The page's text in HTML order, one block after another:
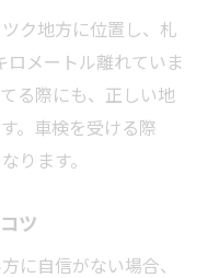
確認の重要性
ク地方に位置し、札
メートル離れていま
る際にも、正しい地
。車検を受ける際
ります。
ツ
に自信がない場合、